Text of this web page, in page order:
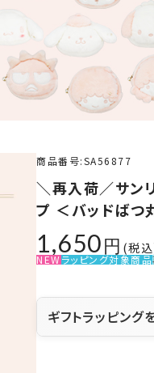
商品番号 SA56877
＼再入荷／サン
プ ＜バッドば
1,650 税込
NEWラッピング対象商品
ギフトラッピング